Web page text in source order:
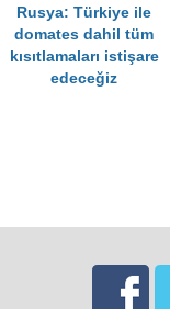
Rusya: Türkiye ile
domates dahil tüm
kısıtlamaları istişare
edeceğiz